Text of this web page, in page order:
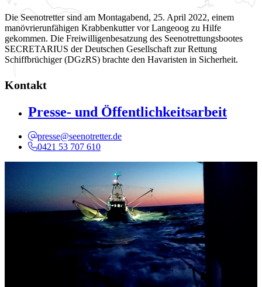
Die Seenotretter sind am Montagabend, 25. April 2022, einem
manövrierunfähigen Krabbenkutter vor Langeoog zu Hilfe
gekommen. Die Freiwilligenbesatzung des Seenotrettungsbootes
SECRETARIUS der Deutschen Gesellschaft zur Rettung
Schiffbrüchiger (DGzRS) brachte den Havaristen in Sicherheit.
Kontakt
Presse- und Öffentlichkeitsarbeit
presse@seenotretter.de
0421 53 707 610